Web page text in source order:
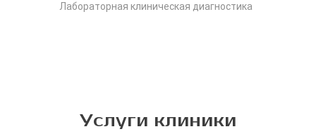
Лабораторная клиническая диагностика
Услуги клиники